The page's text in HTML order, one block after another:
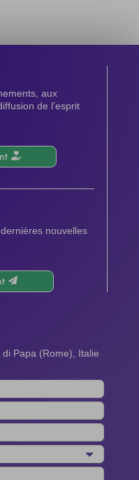
aux
de l’esprit
nouvelles
Papa (Rome), Italie